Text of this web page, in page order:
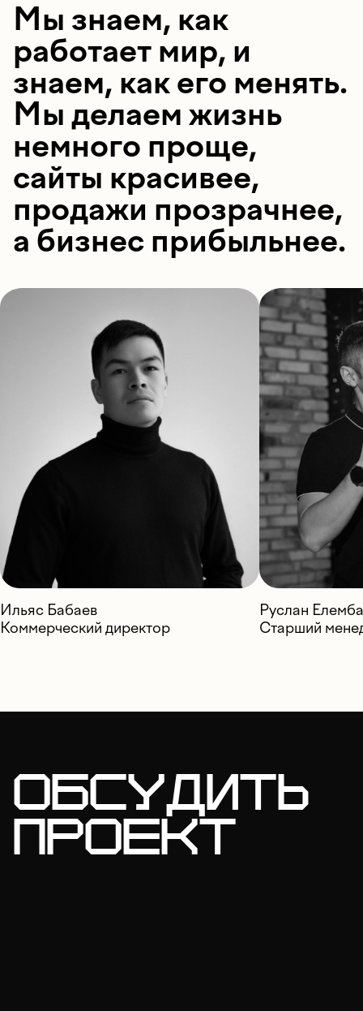
Мы знаем, как
работает мир, и
знаем, как его менять.
Мы делаем жизнь
немного проще,
сайты красивее,
продажи прозрачнее,
а бизнес прибыльнее.
Ильяс Бабаев
Коммерческий директор
Руслан
Старший
ОБСУДИТЬ
ПРОЕКТ